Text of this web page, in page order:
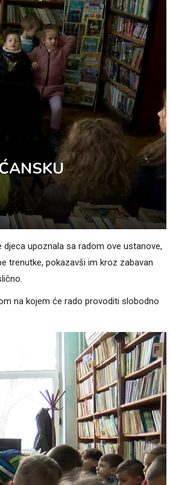
djeca upoznala sa radom ove ustanove,
trenutke, pokazavši im kroz zabavan
na kojem će rado provoditi slobodno